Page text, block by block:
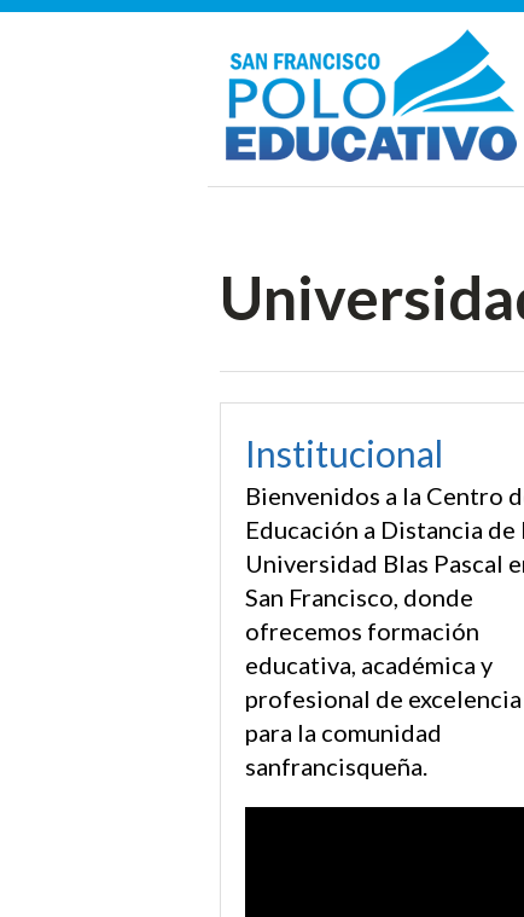
Institucional
Bienvenidos a la Centro
Educación a Distancia de
Universidad Blas Pascal
San Francisco, donde
ofrecemos formación
educativa, académica y
profesional de excelencia
para la comunidad
sanfrancisqueña.